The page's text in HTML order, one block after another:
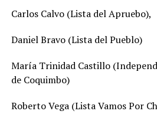
Carlos Calvo (Lista del Apruebo),
Daniel Bravo (Lista del Pueblo)
María Trinidad Castillo
de Coquimbo)
Roberto Vega (Lista Vamos Por